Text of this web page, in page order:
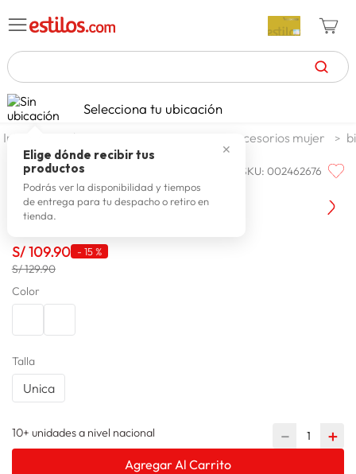
TÉRMINOS MÁS BUSCADOS
1. celulares
2. zapatillas mujer
3. zapatillas hombre
4. moda
6. tv
7.
10. lavadora
Selecciona tu ubicación
✕
Elige dónde recibir tus
productos
Podrás ver la disponibilidad y tiempos
de entrega para tu despacho o retiro en
tienda.
moda y accesorios accesorios mujer
Q'COOL SKU:002462676
Q'cool Cartera Romina Sm
S/109.90 - 15 %
S/ 129.90
Color
Talla
Unica
10+ unidades a nivel nacional ＋
－
Agregar Al Carrito